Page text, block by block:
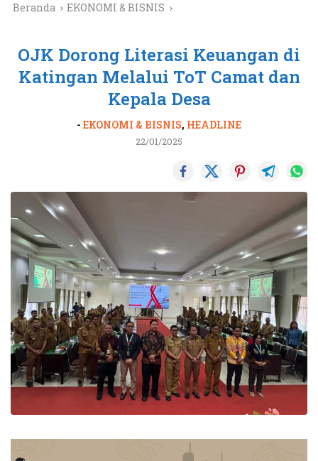
Beranda EKONOMI & BISNIS
OJK Dorong Literasi Keuangan di
Katingan Melalui ToT Camat dan
Kepala Desa
- EKONOMI & BISNIS, HEADLINE
22/01/2025